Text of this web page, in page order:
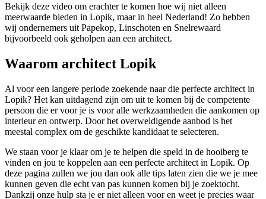
Bekijk deze video om erachter te komen hoe wij niet alleen
meerwaarde bieden in Lopik, maar in heel Nederland! Zo hebben
wij ondernemers uit Papekop, Linschoten en Snelrewaard
bijvoorbeeld ook geholpen aan een architect.
Waarom architect Lopik
Al voor een langere periode zoekende naar die perfecte architect in
Lopik? Het kan uitdagend zijn om uit te komen bij de competente
persoon die er voor je is voor alle werkzaamheden die aankomen op
interieur en ontwerp. Door het overweldigende aanbod is het
meestal complex om de geschikte kandidaat te selecteren.
We staan voor je klaar om je te helpen die speld in de hooiberg te
vinden en jou te koppelen aan een perfecte architect in Lopik. Op
deze pagina zullen we jou dan ook alle tips laten zien die we je mee
kunnen geven die echt van pas kunnen komen bij je zoektocht.
Dankzij onze hulp sta je er niet alleen voor en weet je precies waar